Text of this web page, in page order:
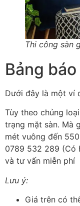
Thi công sàn
Bảng
Dưới đây là một ví
Tùy theo chủng
trạng mặt sàn. Mà
mét vuông đến
0789 532 289 (Có
và tư vấn miễn phí
Lưu ý:
Giá trên có